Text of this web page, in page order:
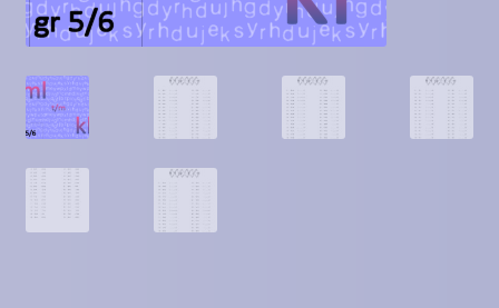
Mijn account
Privacy Policy
Winkelmand
Winkel